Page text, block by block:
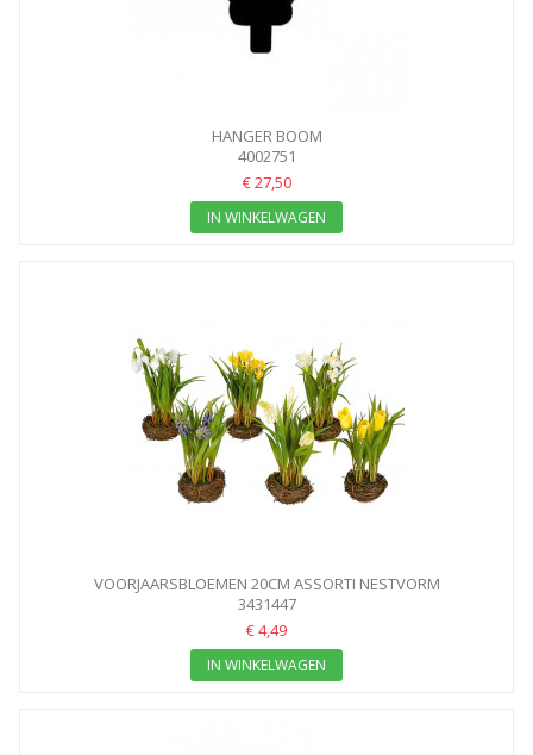
HANGER BOOM
4002751
€ 27,50
IN WINKELWAGEN
VOORJAARSBLOEMEN 20CM ASSORTI NESTVORM
3431447
€ 4,49
IN WINKELWAGEN